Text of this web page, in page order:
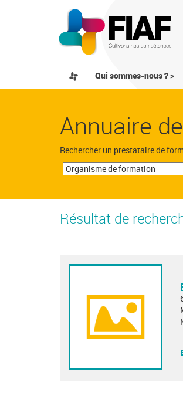
Qui sommes-nous ? >
Annuaire
Rechercher un prestataire de
Résultat de